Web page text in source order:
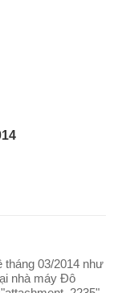
03/2014 như
nhà máy Đô